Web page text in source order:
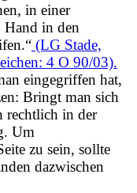
in einer
Hand in den
(LG Stade,
4 O 90/03).
eingegriffen hat,
Bringt man sich
rechtlich in der
Um
zu sein, sollte
dazwischen